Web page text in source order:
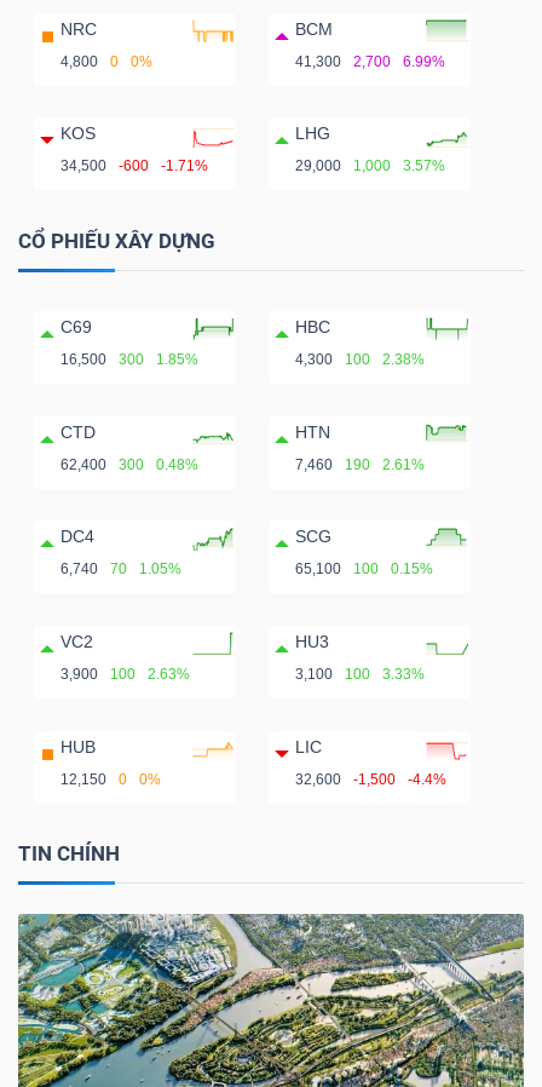
NRC
4,800 0 0%
BCM
41,300 2,700 6.99%
KOS
34,500 -600 -1.71%
LHG
29,000 1,000 3.57%
CỔ PHIẾU XÂY DỰNG
C69
16,500 300 1.85%
HBC
4,300 100 2.38%
CTD
62,400 300 0.48%
HTN
7,460 190 2.61%
DC4
6,740 70 1.05%
SCG
65,100 100 0.15%
VC2
3,900 100 2.63%
HU3
3,100 100 3.33%
HUB
12,150 0 0%
LIC
32,600 -1,500 -4.4%
TIN CHÍNH